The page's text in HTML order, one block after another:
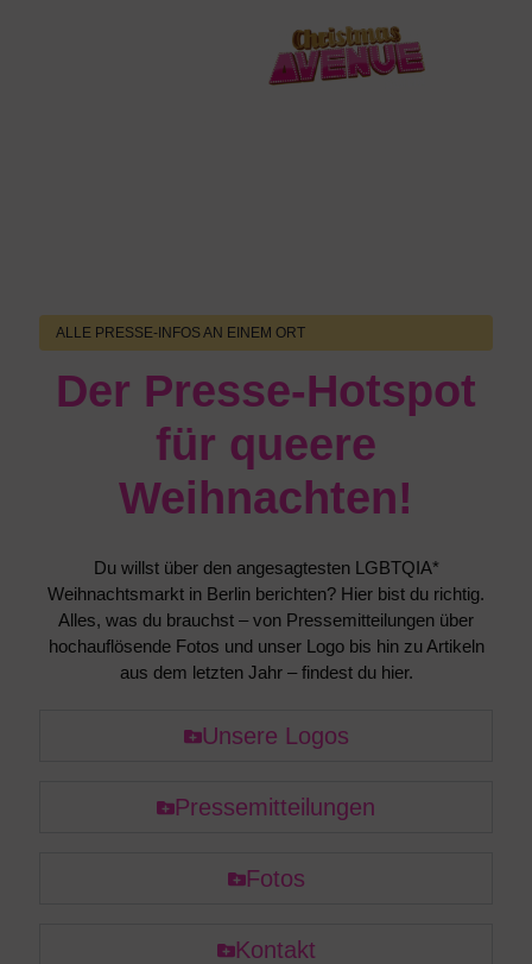
ALLE PRESSE-INFOS AN EINEM ORT
Der Presse-Hotspot
für queere
Weihnachten!
Du willst über den angesagtesten LGBTQIA*
Weihnachtsmarkt in Berlin berichten? Hier bist du richtig.
Alles, was du brauchst – von Pressemitteilungen über
hochauflösende Fotos und unser Logo bis hin zu Artikeln
aus dem letzten Jahr – findest du hier.
Unsere Logos
Pressemitteilungen
Fotos
Kontakt